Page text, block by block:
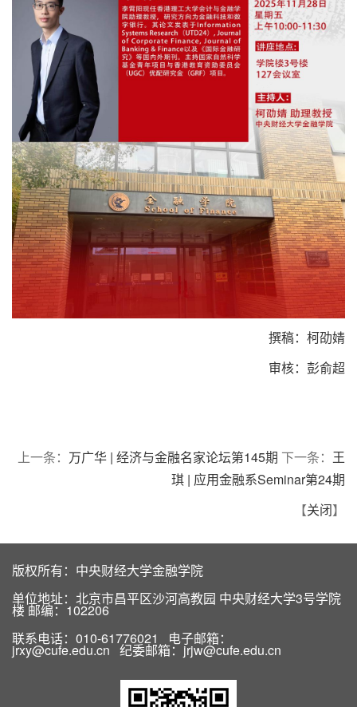
撰稿：柯劭婧
审核：彭俞超
上一条： 万广华 | 经济与金融名家论坛第145期 下一条： 王
琪 | 应用金融系Seminar第24期
【关闭】
版权所有：中央财经大学金融学院
单位地址：北京市昌平区沙河高教园 中央财经大学3号学院
楼 邮编：102206
联系电话：010-61776021 电子邮箱：
jrxy@cufe.edu.cn 纪委邮箱：jrjw@cufe.edu.cn